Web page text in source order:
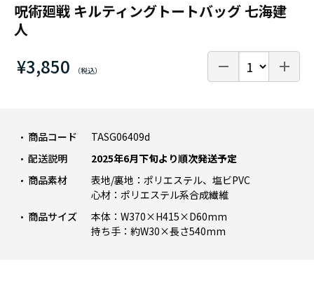
呪術廻戦 キルティングトートバッグ 七海建
人
¥3,850
商品コード
TASG06409d
配送説明
2025年6月下旬より順次発送予定
商品素材
表地/裏地：ポリエステル、塩ビPVC
心材：ポリエステル系合成繊維
商品サイズ
本体：W370×H415×D60mm
持ち手：約W30×長さ540mm